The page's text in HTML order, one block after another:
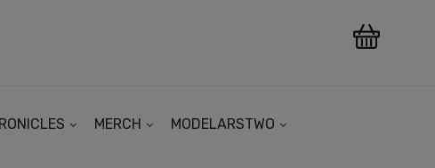
MERCH MODELARSTWO